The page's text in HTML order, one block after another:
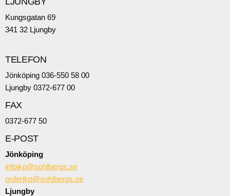
Kungsgatan 69
341 32 Ljungby
TELEFON
Jönköping 036-550 58 00
Ljungby 0372-677 00
FAX
0372-677 50
E-POST
Jönköping
infojkp@sohlbergs.se
orderjkp@sohlbergs.se
Ljungby